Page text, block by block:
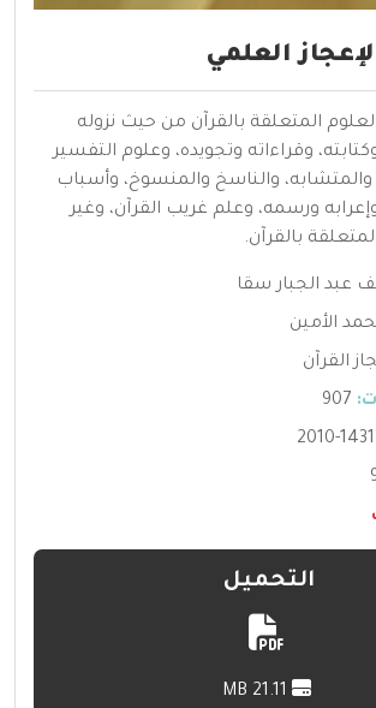
العلمي
المتعلقة بالقرآن من حيث نزوله
وقراءاته وتجويده، وعلوم التفسير
والناسخ والمنسوخ، وأسباب
وإعرابه ورسمه، وعلم غريب القرآن، وغير
بالقرآن.
عبد الجبار سقا
الأمين
القرآن
907
1431-2010
التحميل